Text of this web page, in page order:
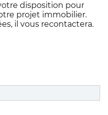
disposition pour
projet immobilier.
il vous recontactera.